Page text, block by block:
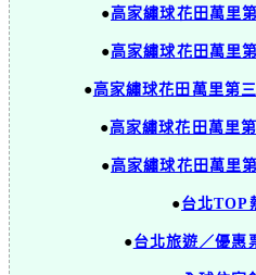
●高家繡球花田萬里
●高家繡球花田萬里
●高家繡球花田萬里第
●高家繡球花田萬里
●高家繡球花田萬里
●台北TOP
●台北旅遊／優惠